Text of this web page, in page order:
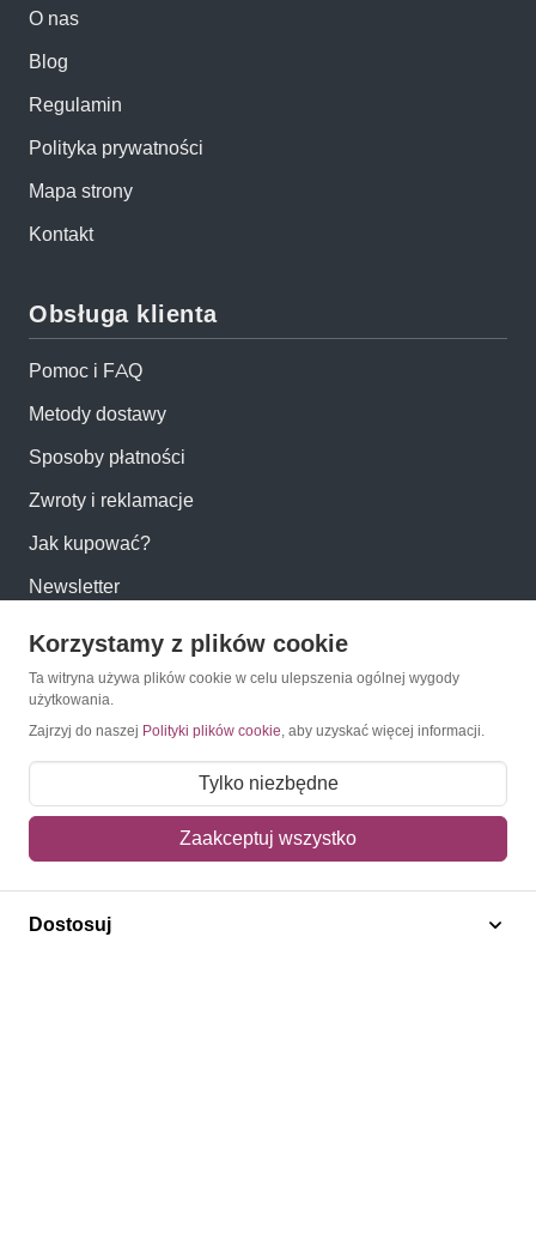
O nas
Blog
Regulamin
Polityka prywatności
Mapa strony
Kontakt
Obsługa klienta
Pomoc i FAQ
Metody dostawy
Sposoby płatności
Zwroty i reklamacje
Jak kupować?
Newsletter
Konto
Moje konto
Moje zamówienia
Mój koszyk
Adres dostawy
Polecamy
Korzystamy z plików cookie
Ta witryna używa plików cookie w celu ulepszenia ogólnej wygody
użytkowania.
Zajrzyj do naszej Polityki plików cookie, aby uzyskać więcej informacji.
Tylko niezbędne
Zaakceptuj wszystko
Dostosuj